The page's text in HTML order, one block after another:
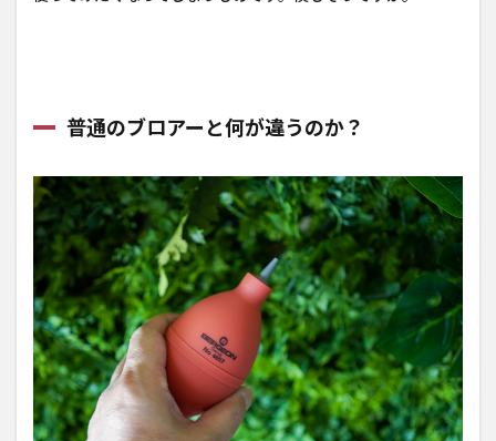
普通のブロアーと何が違うのか？